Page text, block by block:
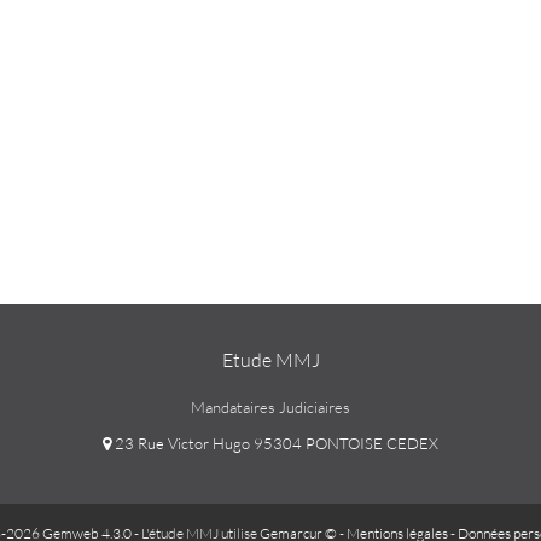
Etude MMJ
Mandataires Judiciaires
23 Rue Victor Hugo 95304 PONTOISE CEDEX
Gemweb 4.3.0- L'étude MMJ utiliseGemarcur © - Mentions légales- Données